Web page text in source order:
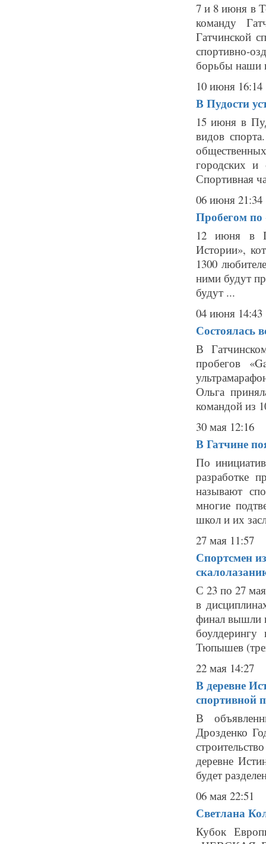
7 и 8 июня в
команду
Гатчинской
спортивно-
борьбы наши
10 июня 16:14
В Пудости
15 июня в
видов
городских и
Спортивная
06 июня 21:34
Пробегом по
12 июня в
Истории»,
1300
ними будут
будут ...
04 июня 14:43
Состоялась
В
пробегов
Ольга
командой из
30 мая 12:16
В Гатчине
По
разработке
называют
многие
школ и их
27 мая 11:57
Спортсмен
С 23 по 27
в
финал вышли
Тюпышев
22 мая 14:27
В деревне
спортивной
В
Дрозденко
деревне
будет
06 мая 22:51
Светлана
Кубок